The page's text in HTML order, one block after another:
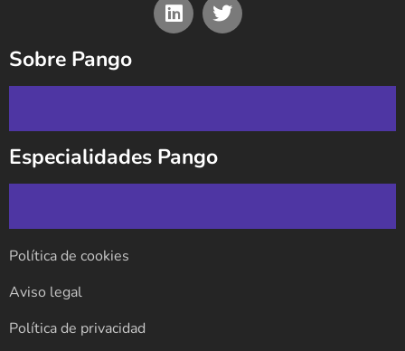
Sobre Pango
Especialidades Pango
Política de cookies
Aviso legal
Política de privacidad